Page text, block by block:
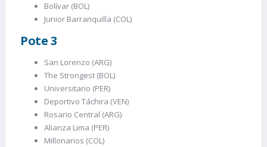
Bolívar (BOL)
Junior Barranquilla (COL)
Pote 3
San Lorenzo (ARG)
The Strongest (BOL)
Universitario (PER)
Deportivo Táchira (VEN)
Rosario Central (ARG)
Alianza Lima (PER)
Millonarios (COL)